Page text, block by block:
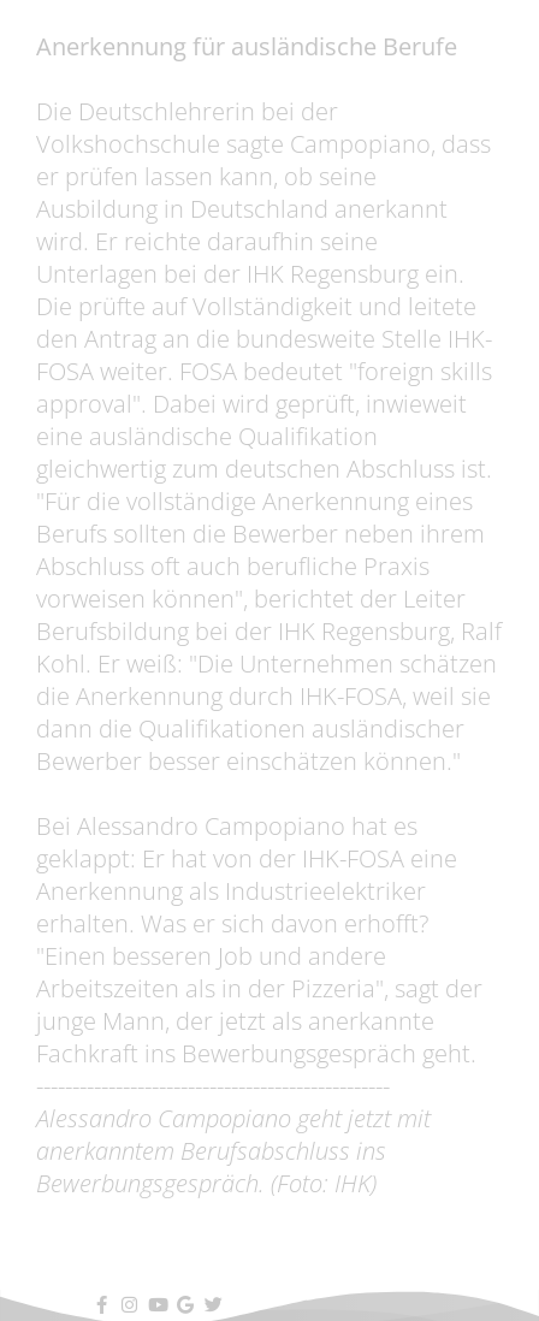
Anerkennung für ausländische Berufe
Die Deutschlehrerin bei der
Volkshochschule sagte Campopiano, dass
er prüfen lassen kann, ob seine
Ausbildung in Deutschland anerkannt
wird. Er reichte daraufhin seine
Unterlagen bei der IHK Regensburg ein.
Die prüfte auf Vollständigkeit und leitete
den Antrag an die bundesweite Stelle IHK-
FOSA weiter. FOSA bedeutet "foreign skills
approval". Dabei wird geprüft, inwieweit
eine ausländische Qualifikation
gleichwertig zum deutschen Abschluss ist.
"Für die vollständige Anerkennung eines
Berufs sollten die Bewerber neben ihrem
Abschluss oft auch berufliche Praxis
vorweisen können", berichtet der Leiter
Berufsbildung bei der IHK Regensburg, Ralf
Kohl. Er weiß: "Die Unternehmen schätzen
die Anerkennung durch IHK-FOSA, weil sie
dann die Qualifikationen ausländischer
Bewerber besser einschätzen können."
Bei Alessandro Campopiano hat es
geklappt: Er hat von der IHK-FOSA eine
Anerkennung als Industrieelektriker
erhalten. Was er sich davon erhofft?
"Einen besseren Job und andere
Arbeitszeiten als in der Pizzeria", sagt der
junge Mann, der jetzt als anerkannte
Fachkraft ins Bewerbungsgespräch geht.
-------------------------------------------------
Alessandro Campopiano geht jetzt mit
anerkanntem Berufsabschluss ins
Bewerbungsgespräch. (Foto: IHK)